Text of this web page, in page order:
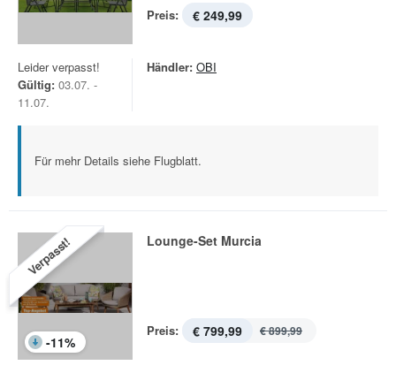
Preis: € 249,99
Leider verpasst!
Gültig: 03.07. -
11.07.
Händler: OBI
Für mehr Details siehe Flugblatt.
Verpasst!
-11%
Lounge-Set Murcia
Preis: € 799,99 € 899,99